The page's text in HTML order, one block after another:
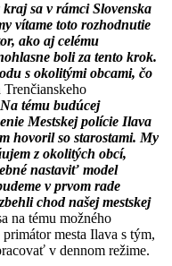
sa v rámci Slovenska
vítame toto rozhodnutie
ako aj celému
boli za tento krok.
s okolitými obcami, čo
Trenčianskeho
tému budúcej
Mestskej polície Ilava
hovoril so starostami. My
z okolitých obcí,
nastaviť model
v prvom rade
chod našej mestskej
na tému možného
mesta Ilava s tým,
v dennom režime.